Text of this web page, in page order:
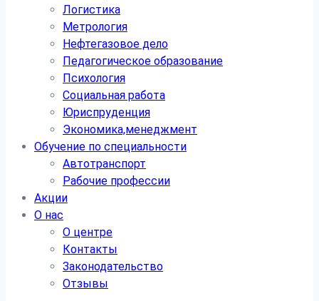
Логистика
Метрология
Нефтегазовое дело
Педагогическое образование
Психология
Социальная работа
Юриспруденция
Экономика,менеджмент
Обучение по специальности
Автотранспорт
Рабочие профессии
Акции
О нас
О центре
Контакты
Законодательство
Отзывы